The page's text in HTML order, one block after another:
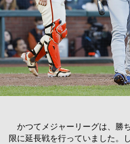
かつてメジャーリーグは、勝
限に延長戦を行っていました。